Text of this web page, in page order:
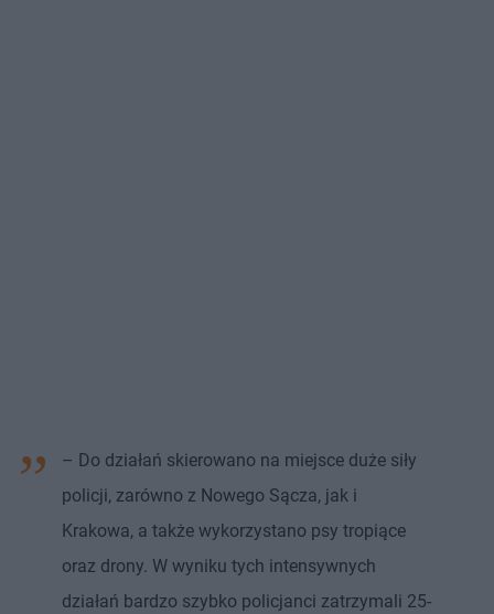
– Do działań skierowano na miejsce duże siły
policji, zarówno z Nowego Sącza, jak i
Krakowa, a także wykorzystano psy tropiące
oraz drony. W wyniku tych intensywnych
działań bardzo szybko policjanci zatrzymali 25-